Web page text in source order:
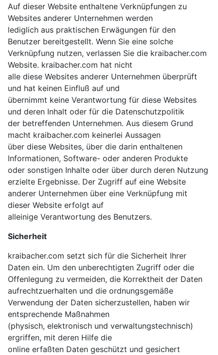
Auf dieser Website enthaltene Verknüpfungen zu
Websites anderer Unternehmen werden
lediglich aus praktischen Erwägungen für den
Benutzer bereitgestellt. Wenn Sie eine solche
Verknüpfung nutzen, verlassen Sie die kraibacher.com
Website. kraibacher.com hat nicht
alle diese Websites anderer Unternehmen überprüft
und hat keinen Einfluß auf und
übernimmt keine Verantwortung für diese Websites
und deren Inhalt oder für die Datenschutzpolitik
der betreffenden Unternehmen. Aus diesem Grund
macht kraibacher.com keinerlei Aussagen
über diese Websites, über die darin enthaltenen
Informationen, Software- oder anderen Produkte
oder sonstigen Inhalte oder über durch deren Nutzung
erzielte Ergebnisse. Der Zugriff auf eine Website
anderer Unternehmen über eine Verknüpfung mit
dieser Website erfolgt auf
alleinige Verantwortung des Benutzers.
Sicherheit
kraibacher.com setzt sich für die Sicherheit Ihrer
Daten ein. Um den unberechtigten Zugriff oder die
Offenlegung zu vermeiden, die Korrektheit der Daten
aufrechtzuerhalten und die ordnungsgemäße
Verwendung der Daten sicherzustellen, haben wir
entsprechende Maßnahmen
(physisch, elektronisch und verwaltungstechnisch)
ergriffen, mit deren Hilfe die
online erfaßten Daten geschützt und gesichert